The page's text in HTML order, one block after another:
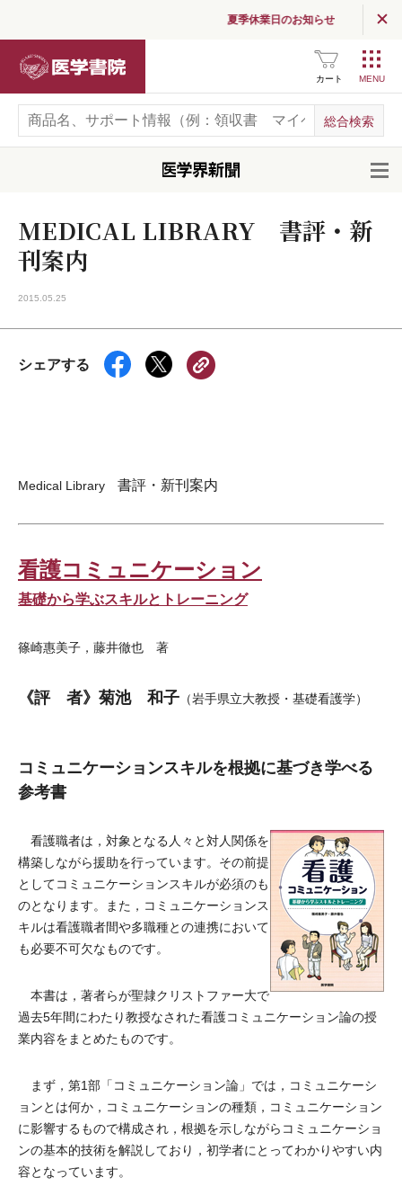
夏季休業日のお知らせ
カート
MEDICAL LIBRARY 書評・新
刊案内
2015.05.25
シェアする
Medical Library 書評・新刊案内
看護コミュニケーション
基礎から学ぶスキルとトレーニング
篠崎惠美子，藤井徹也 著
《評 者》菊池 和子 （岩手県立大教授・基礎看護学）
コミュニケーションスキルを根拠に基づき学べる
参考書
看護職者は，対象となる人々と対人関係を
構築しながら援助を行っています。その前提
としてコミュニケーションスキルが必須のも
のとなります。また，コミュニケーションス
キルは看護職者間や多職種との連携において
も必要不可欠なものです。
本書は，著者らが聖隷クリストファー大で
過去5年間にわたり教授なされた看護コミュニケーション論の授
業内容をまとめたものです。
まず，第1部「コミュニケーション論」では，コミュニケーシ
ョンとは何か，コミュニケーションの種類，コミュニケーション
に影響するもので構成され，根拠を示しながらコミュニケーショ
ンの基本的技術を解説しており，初学者にとってわかりやすい内
容となっています。